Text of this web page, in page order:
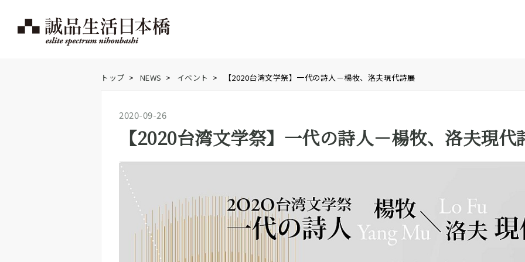
トップ > NEWS > イベント > 【2020台湾文学祭】一代の詩人－楊牧、洛夫現代詩展
2020-09-26
【2020台湾文学祭】一代の詩人－楊牧、洛夫現代